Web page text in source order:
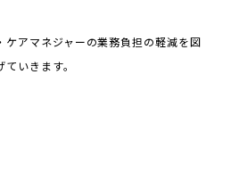
ケアマネジャーの業務負担の軽減を図
いきます。